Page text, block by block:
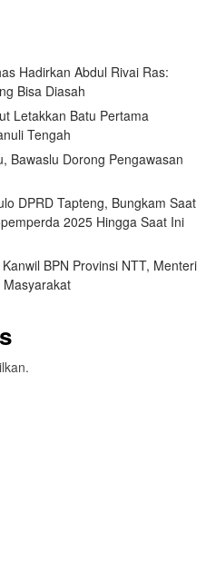
Hadirkan Abdul Rivai Ras:
Bisa Diasah
Letakkan Batu Pertama
Tengah
Bawaslu Dorong Pengawasan
DPRD Tapteng, Bungkam Saat
2025 Hingga Saat Ini
BPN Provinsi NTT, Menteri